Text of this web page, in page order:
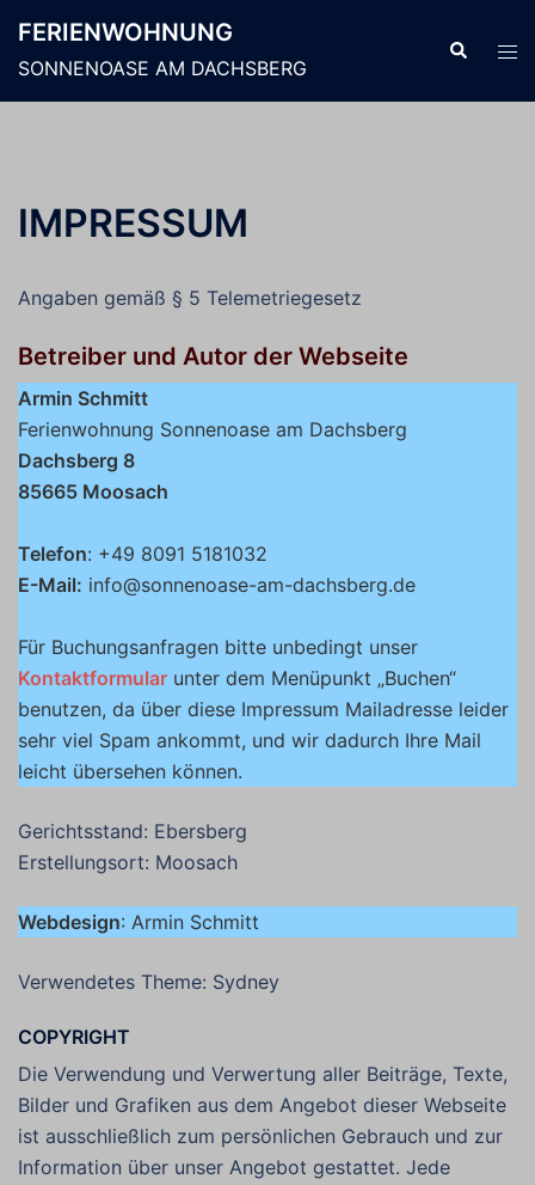
Inhalt
springen
FERIENWOHNUNG
SONNENOASE AM DACHSBERG
Suche
IMPRESSUM
Angaben gemäß § 5 Telemetriegesetz
Betreiber und Autor der Webseite
Armin Schmitt
Ferienwohnung Sonnenoase am Dachsberg
Dachsberg 8
85665 Moosach
Telefon: +49 8091 5181032
E-Mail: info@sonnenoase-am-dachsberg.de
Für Buchungsanfragen bitte unbedingt unser
Kontaktformular unter dem Menüpunkt „Buchen“
benutzen, da über diese Impressum Mailadresse leider
sehr viel Spam ankommt, und wir dadurch Ihre Mail
leicht übersehen können.
Gerichtsstand: Ebersberg
Erstellungsort: Moosach
Webdesign: Armin Schmitt
Verwendetes Theme: Sydney
COPYRIGHT
Die Verwendung und Verwertung aller Beiträge, Texte,
Bilder und Grafiken aus dem Angebot dieser Webseite
ist ausschließlich zum persönlichen Gebrauch und zur
Information über unser Angebot gestattet. Jede